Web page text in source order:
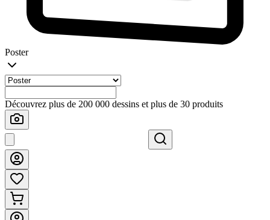
Poster
Découvrez plus de 200 000 dessins et plus de 30 produits